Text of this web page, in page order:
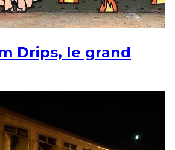
Drips, le grand